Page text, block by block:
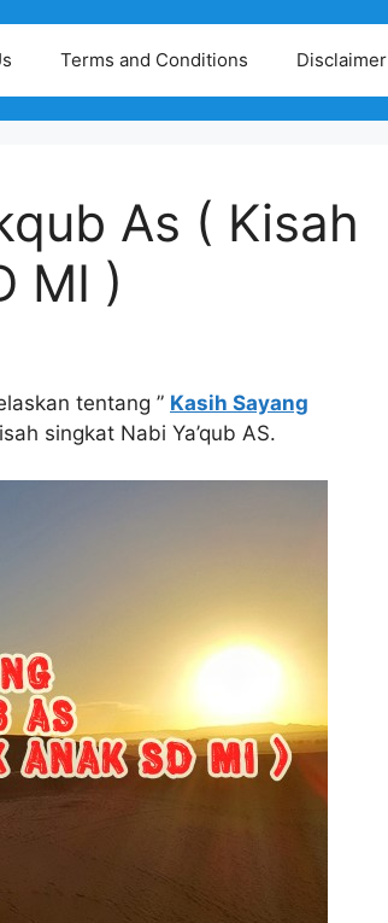
Terms and Conditions Disclaimer
As ( Kisah
MI )
tentang ” Kasih Sayang
singkat Nabi Ya’qub AS.